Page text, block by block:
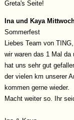
Greta's Seite!
Ina und Kaya
Sommerfest
Liebes Team von TING,
wir waren das 1 Mal
hat uns sehr gut
der vielen km unserer
kommen gerne wieder.
Macht weiter so. Ihr